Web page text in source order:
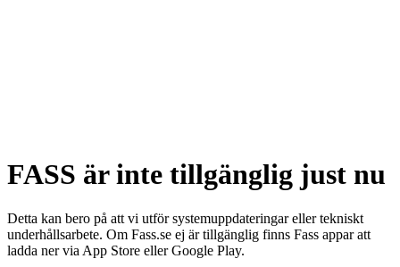
FASS är inte tillgänglig just nu
Detta kan bero på att vi utför systemuppdateringar eller tekniskt
underhållsarbete. Om Fass.se ej är tillgänglig finns Fass appar att
ladda ner via App Store eller Google Play.